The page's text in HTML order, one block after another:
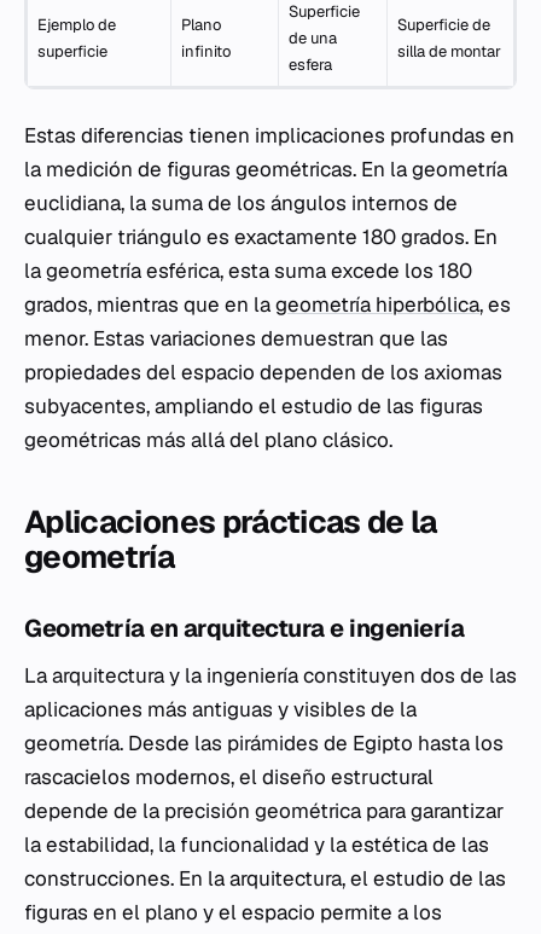
Ejemplo de
superficie
Plano
infinito
Superficie
de una
esfera
Superficie de
silla de montar
Estas diferencias tienen implicaciones profundas en
la medición de figuras geométricas. En la geometría
euclidiana, la suma de los ángulos internos de
cualquier triángulo es exactamente 180 grados. En
la geometría esférica, esta suma excede los 180
grados, mientras que en lageometría hiperbólica, es
menor. Estas variaciones demuestran que las
propiedades del espacio dependen de los axiomas
subyacentes, ampliando el estudio de las figuras
geométricas más allá del plano clásico.
Aplicaciones prácticas de la
geometría
Geometría en arquitectura e ingeniería
La arquitectura y la ingeniería constituyen dos de las
aplicaciones más antiguas y visibles de la
geometría. Desde las pirámides de Egipto hasta los
rascacielos modernos, el diseño estructural
depende de la precisión geométrica para garantizar
la estabilidad, la funcionalidad y la estética de las
construcciones. En la arquitectura, el estudio de las
figuras en el plano y el espacio permite a los